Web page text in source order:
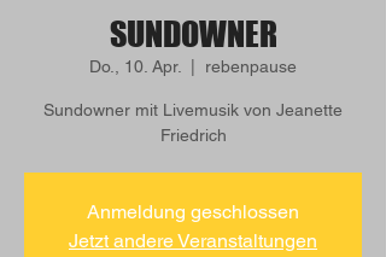
SUNDOWNER
Do., 10. Apr. rebenpause
Sundowner mit Livemusik von Jeanette
Friedrich
Anmeldung geschlossen
Jetzt andere Veranstaltungen